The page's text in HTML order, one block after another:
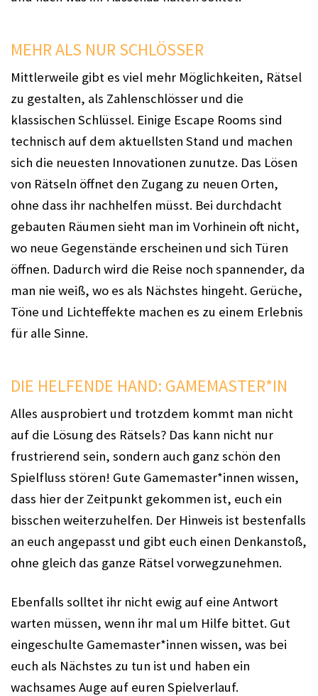
MEHR ALS NUR SCHLÖSSER
Mittlerweile gibt es viel mehr Möglichkeiten, Rätsel
zu gestalten, als Zahlenschlösser und die
klassischen Schlüssel. Einige Escape Rooms sind
technisch auf dem aktuellsten Stand und machen
sich die neuesten Innovationen zunutze. Das Lösen
von Rätseln öffnet den Zugang zu neuen Orten,
ohne dass ihr nachhelfen müsst. Bei durchdacht
gebauten Räumen sieht man im Vorhinein oft nicht,
wo neue Gegenstände erscheinen und sich Türen
öffnen. Dadurch wird die Reise noch spannender, da
man nie weiß, wo es als Nächstes hingeht. Gerüche,
Töne und Lichteffekte machen es zu einem Erlebnis
für alle Sinne.
DIE HELFENDE HAND: GAMEMASTER*IN
Alles ausprobiert und trotzdem kommt man nicht
auf die Lösung des Rätsels? Das kann nicht nur
frustrierend sein, sondern auch ganz schön den
Spielfluss stören! Gute Gamemaster*innen wissen,
dass hier der Zeitpunkt gekommen ist, euch ein
bisschen weiterzuhelfen. Der Hinweis ist bestenfalls
an euch angepasst und gibt euch einen Denkanstoß,
ohne gleich das ganze Rätsel vorwegzunehmen.
Ebenfalls solltet ihr nicht ewig auf eine Antwort
warten müssen, wenn ihr mal um Hilfe bittet. Gut
eingeschulte Gamemaster*innen wissen, was bei
euch als Nächstes zu tun ist und haben ein
wachsames Auge auf euren Spielverlauf.